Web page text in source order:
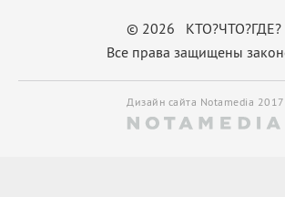
© 2026 КТО?ЧТО?ГДЕ?
Все права защищены
Дизайн сайта Notamedia 2017